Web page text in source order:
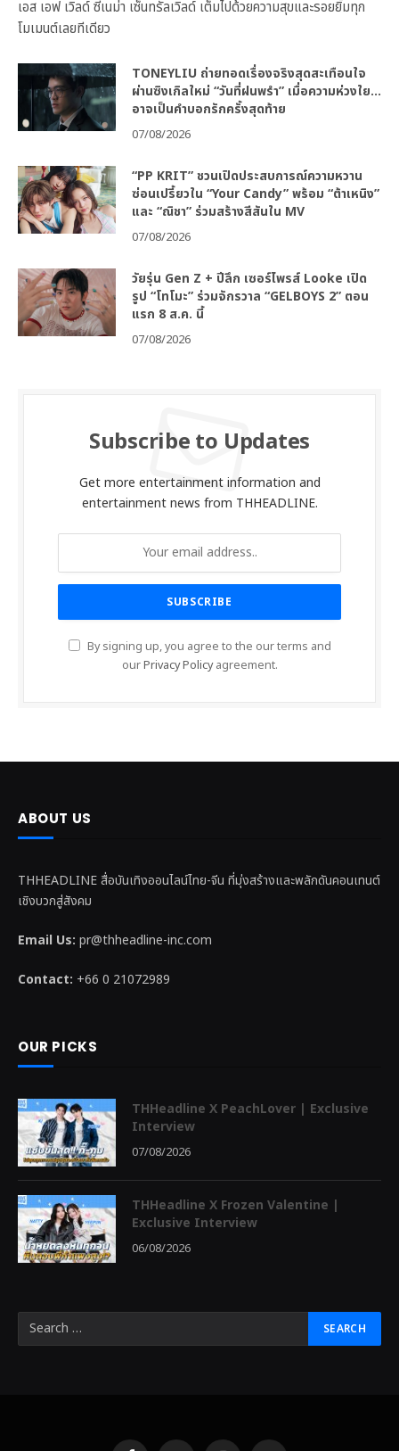
เอส เอฟ เวิลด์ ซีเนม่า เซ็นทรัลเวิลด์ เต็มไปด้วยความสุขและรอยยิ้มทุก
โมเมนต์เลยทีเดียว
TONEYLIU ถ่ายทอดเรื่องจริงสุดสะเทือนใจ
ผ่านซิงเกิลใหม่ “วันที่ฝนพรำ” เมื่อความห่วงใย…
อาจเป็นคำบอกรักครั้งสุดท้าย
07/08/2026
“PP KRIT” ชวนเปิดประสบการณ์ความหวาน
ซ่อนเปรี้ยวใน “Your Candy” พร้อม “ต้าเหนิง”
และ “ณิชา” ร่วมสร้างสีสันใน MV
07/08/2026
วัยรุ่น Gen Z + ปีลึก เซอร์ไพรส์ Looke เปิด
รูป “โทโมะ” ร่วมจักรวาล “GELBOYS 2” ตอน
แรก 8 ส.ค. นี้
07/08/2026
Subscribe to Updates
Get more entertainment information and
entertainment news from THHEADLINE.
By signing up, you agree to the our terms and
ourPrivacy Policyagreement.
ABOUT US
THHEADLINE สื่อบันเทิงออนไลน์ไทย-จีน ที่มุ่งสร้างและพลักดันคอนเทนต์
เชิงบวกสู่สังคม
Email Us: pr@thheadline-inc.com
Contact: +66 0 21072989
OUR PICKS
THHeadline X PeachLover | Exclusive
Interview
07/08/2026
THHeadline X Frozen Valentine |
Exclusive Interview
06/08/2026